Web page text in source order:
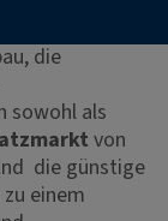
darunter
die
sowohl als
von
die günstige
einem